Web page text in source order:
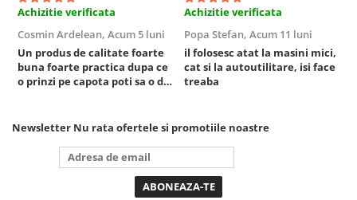
Masini de dejantat roti
Masini de echilibrat roti
Piese de schimb
Scule Vulcanizare
Truse de scule
Truse si accesorii 1/2
Truse si Accesorii 1/4
Achizitie verificata
Cosmin Ardelean, Acum 5 luni
Un produs de calitate foarte
buna foarte practica dupa ce
o prinzi pe capota poti sa o dai
puternica si de la baterie care
tine destul de mult dar daca o
bagi la priza nu mai ai treaba
toata ziua ,ce...
Achizitie verificata
Popa Stefan, Acum 11 luni
il folosesc atat la masini mici,
cat si la autoutilitare, isi face
treaba
Newsletter Nu rata ofertele si promotiile noastre